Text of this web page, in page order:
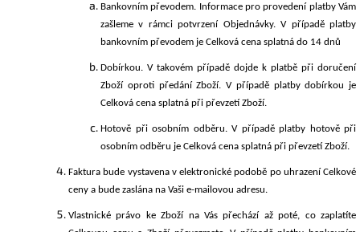
Bankovním převodem. Informace pro provedení platby Vám
zašleme v rámci potvrzení Objednávky. V případě platby
bankovním převodem je Celková cena splatná do 14 dnů
Dobírkou. V takovém případě dojde k platbě při doručení
Zboží oproti předání Zboží. V případě platby dobírkou je
Celková cena splatná při převzetí Zboží.
Hotově při osobním odběru. V případě platby hotově při
osobním odběru je Celková cena splatná při převzetí Zboží.
Faktura bude vystavena v elektronické podobě po uhrazení Celkové
ceny a bude zaslána na Vaši e-mailovou adresu.
Vlastnické právo ke Zboží na Vás přechází až poté, co zaplatíte